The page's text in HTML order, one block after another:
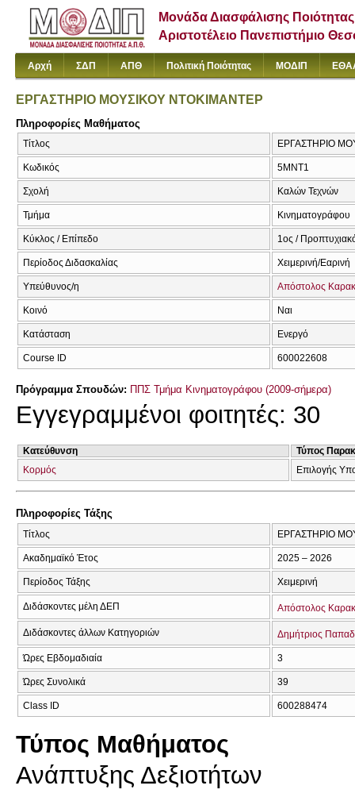
Μονάδα Διασφάλισης Ποιότητας
Αριστοτέλειο Πανεπιστήμιο
Αρχή ΣΔΠ ΑΠΘ Πολιτική Ποιότητας ΜΟΔΙΠ
ΕΡΓΑΣΤΗΡΙΟ ΜΟΥΣΙΚΟΥ ΝΤΟΚΙΜΑΝΤΕΡ
Πληροφορίες Μαθήματος
Τίτλος ΕΡΓΑΣΤΗΡΙΟ
Κωδικός 5ΜΝΤ1
Σχολή Καλών Τεχνών
Τμήμα Κινηματογράφου
Κύκλος / Επίπεδο 1ος /
Περίοδος Διδασκαλίας Χειμερινή/Εαρινή
Υπεύθυνος/η Απόστολος
Κοινό Ναι
Κατάσταση Ενεργό
Course ID 600022608
Πρόγραμμα Σπουδών: ΠΠΣ Τμήμα Κινηματογράφου (2009-σήμερα)
Εγγεγραμμένοι φοιτητές: 30
Κατεύθυνση
Τύπος
Κορμός
Επιλογής
Πληροφορίες Τάξης
Τίτλος ΕΡΓΑΣΤΗΡΙΟ
Ακαδημαϊκό Έτος 2025 – 2026
Περίοδος Τάξης Χειμερινή
Διδάσκοντες μέλη ΔΕΠ Απόστολος
Διδάσκοντες άλλων Κατηγοριών Δημήτριος
Ώρες Εβδομαδιαία 3
Ώρες Συνολικά 39
Class ID 600288474
Τύπος Μαθήματος
Ανάπτυξης Δεξιοτήτων